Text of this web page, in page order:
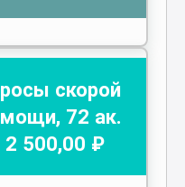
скорой
, 72 ак.
2 500,00 ₽